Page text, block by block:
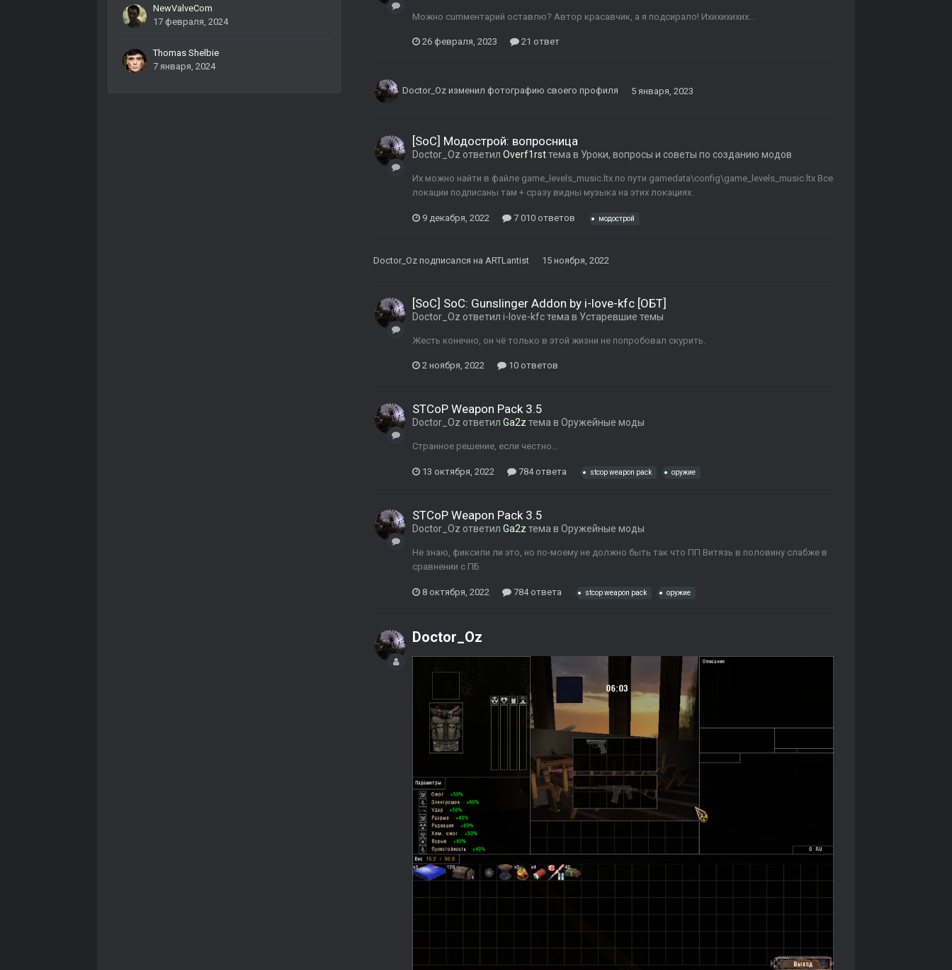
NewValveCom
17 февраля, 2024
Thomas Shelbie
7 января, 2024
Можно cumментарий оставлю? Автор красавчик, а я подсирало! Ихихихихих...
26 февраля, 2023 21 ответ
Doctor_Oz изменил фотографию своего профиля 5 января, 2023
[SoC] Модострой: вопросница
Doctor_Oz ответил Overf1rstтема в Уроки, вопросы и советы по созданию модов
Их можно найти в файле game_levels_music.ltx по пути gamedata\config\game_levels_music.ltx Все
локации подписаны там + сразу видны музыка на этих локациях.
9 декабря, 2022 7 010 ответов модострой
Doctor_Oz подписался на ARTLantist 15 ноября, 2022
[SoC] SoC: Gunslinger Addon by i-love-kfc [ОБТ]
Doctor_Oz ответил i-love-kfcтема в Устаревшие темы
Жесть конечно, он чё только в этой жизни не попробовал скурить.
2 ноября, 2022 10 ответов
STCoP Weapon Pack 3.5
Doctor_Oz ответил Ga2z тема в Оружейные моды
Странное решение, если честно...
13 октября, 2022 784 ответа stcop weapon pack оружие
STCoP Weapon Pack 3.5
Doctor_Oz ответил Ga2z тема в Оружейные моды
Не знаю, фиксили ли это, но по-моему не должно быть так что ПП Витязь в половину слабже в
сравнении с ПБ
8 октября, 2022 784 ответа stcop weapon pack оружие
Doctor_Oz